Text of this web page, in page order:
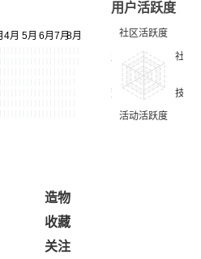
用户活跃度
造物
收藏
关注